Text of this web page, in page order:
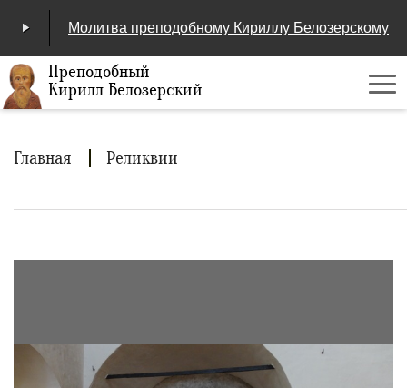
00:00 04:25
Молитва преподобному Кириллу Белозерскому
Преподобный
Кирилл Белозерский
Строка
навигации
Главная Реликвии